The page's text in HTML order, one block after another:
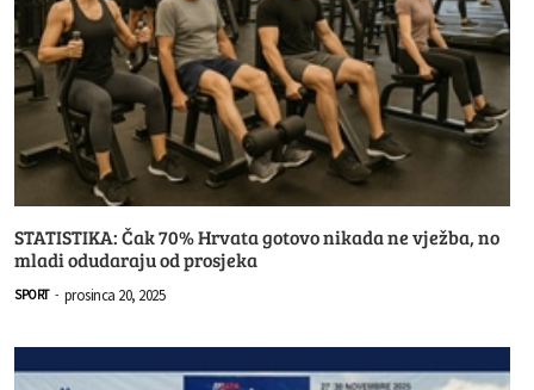
STATISTIKA: Čak 70% Hrvata gotovo nikada ne vježba, no
mladi odudaraju od prosjeka
SPORT - prosinca 20, 2025